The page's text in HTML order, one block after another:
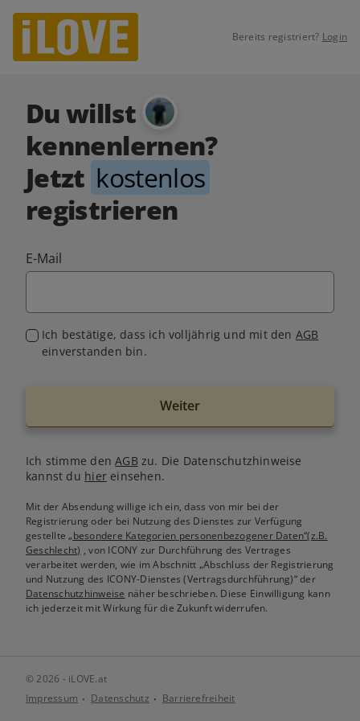
Bereits registriert? Login
Du willst
kennenlernen?
Jetzt kostenlos
registrieren
E-Mail
Ich bestätige, dass ich volljährig und mit den AGB
einverstanden bin.
Weiter
Ich stimme denAGB zu. Die Datenschutzhinweise
kannst du hiereinsehen.
Mit der Absendung willige ich ein, dass von mir bei der
Registrierung oder bei Nutzung des Dienstes zur Verfügung
gestellte„besondere Kategorien personenbezogener Daten“(z.B.
Geschlecht) , von ICONY zur Durchführung des Vertrages
verarbeitet werden, wie im Abschnitt „Abschluss der Registrierung
und Nutzung des ICONY-Dienstes (Vertragsdurchführung)“ der
Datenschutzhinweise näher beschrieben. Diese Einwilligung kann
ich jederzeit mit Wirkung für die Zukunft widerrufen.
© 2026 - iLOVE.at
Impressum
Datenschutz Barrierefreiheit